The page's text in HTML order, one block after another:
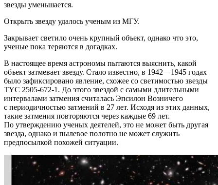
звезды уменьшается.
Открыть звезду удалось ученым из МГУ.
Закрывает светило очень крупный объект, однако что это,
ученые пока теряются в догадках.
В настоящее время астрономы пытаются выяснить, какой
объект затмевает звезду. Стало известно, в 1942—1945 годах
было зафиксировано явление, схожее со светимостью звезды
TYC 2505-672-1. До этого звездой с самыми длительными
интервалами затмения считалась Эпсилон Возничего
с периодичностью затмений в 27 лет. Исходя из этих данных,
такие затмения повторяются через каждые 69 лет.
По утверждению ученых деятелей, это не может быть другая
звезда, однако и пылевое полотно не может служить
предпосылкой похожей ситуации.